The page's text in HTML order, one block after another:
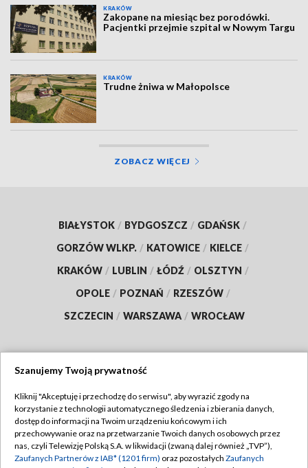
KRAKÓW
Zakopane na miesiąc bez porodówki.
Pacjentki przejmie szpital w Nowym Targu
KRAKÓW
Trudne żniwa w Małopolsce
ZOBACZ WIĘCEJ
BIAŁYSTOK / BYDGOSZCZ / GDAŃSK /
GORZÓW WLKP. / KATOWICE / KIELCE /
KRAKÓW / LUBLIN / ŁÓDŹ / OLSZTYN /
OPOLE / POZNAŃ / RZESZÓW /
SZCZECIN / WARSZAWA / WROCŁAW
TVP
Abonament TVP
Emisja w TVP
Regulamin TVP
Polityka prywatności
Szanujemy Twoją prywatność
Kliknij "Akceptuję i przechodzę do serwisu", aby wyrazić zgody na
korzystanie z technologii automatycznego śledzenia i zbierania danych,
dostęp do informacji na Twoim urządzeniu końcowym i ich
przechowywanie oraz na przetwarzanie Twoich danych osobowych przez
nas, czyli Telewizję Polską S.A. w likwidacji (zwaną dalej również „TVP”),
Zaufanych Partnerów z IAB* (1201 firm) oraz pozostałych Zaufanych